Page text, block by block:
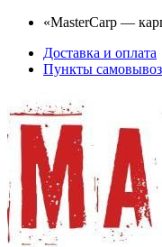
«MasterCarp —
Доставка и оплата
Пункты